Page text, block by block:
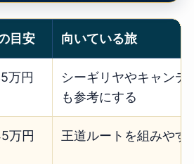
目安 向いている旅
万円
シーギリヤやキャンデ
も参考にする
万円
王道ルートを組みやす